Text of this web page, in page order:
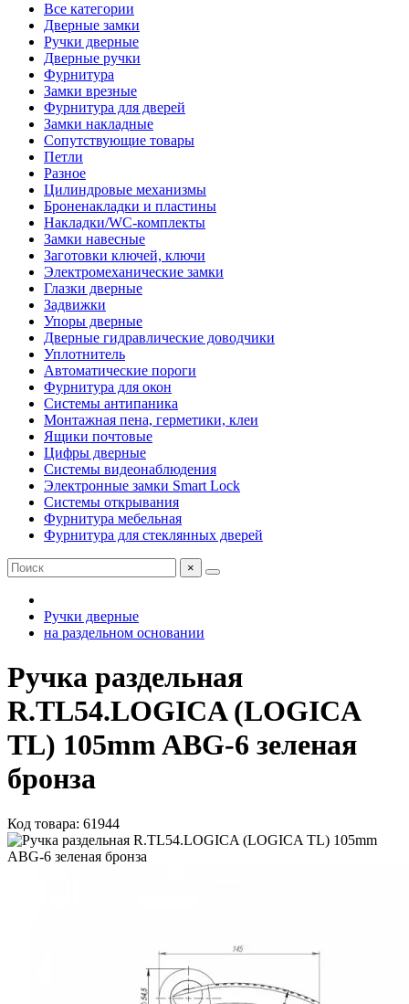
Все категории
Дверные замки
Ручки дверные
Дверные ручки
Фурнитура
Замки врезные
Фурнитура для дверей
Замки накладные
Сопутствующие товары
Петли
Разное
Цилиндровые механизмы
Броненакладки и пластины
Накладки/WC-комплекты
Замки навесные
Заготовки ключей, ключи
Электромеханические замки
Глазки дверные
Задвижки
Упоры дверные
Дверные гидравлические доводчики
Уплотнитель
Автоматические пороги
Фурнитура для окон
Системы антипаника
Монтажная пена, герметики, клеи
Ящики почтовые
Цифры дверные
Системы видеонаблюдения
Электронные замки Smart Lock
Системы открывания
Фурнитура мебельная
Фурнитура для стеклянных дверей
×
Ручки дверные
на раздельном основании
Ручка раздельная
R.TL54.LOGICA (LOGICA
TL) 105mm ABG-6 зеленая
бронза
Код товара: 61944